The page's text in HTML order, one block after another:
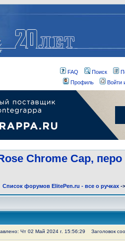
FAQ Поиск
Профиль
Войти
Chrome Cap, перо
Список форумов ElitePen.ru - все о ручках -
Чт 02 Май 2024 г. 15:56:29 Заголовок